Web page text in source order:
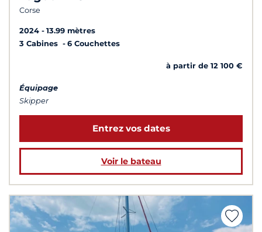
Corse
2024
13.99 mètres
3 Cabines
6 Couchettes
à partir de 12 100 €
Équipage
Skipper
Entrez vos dates
Voir le bateau